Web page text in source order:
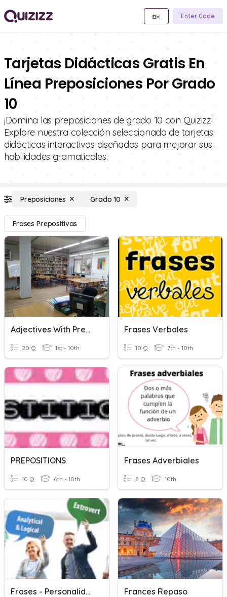
Enter Code
Tarjetas Didácticas Gratis En
Línea Preposiciones Por Grado
10
¡Domina las preposiciones de grado 10 con Quizizz!
Explore nuestra colección seleccionada de tarjetas
didácticas interactivas diseñadas para mejorar sus
habilidades gramaticales.
Preposiciones Grado 10
Frases Prepositivas
Adjectives With Prepositions
20 Q 1st - 10th
Frases Verbales
10 Q 7th - 10th
PREPOSITIONS
10 Q 6th - 10th
Frases Adverbiales
8 Q 10th
Frases - Personalidad Frances Repaso